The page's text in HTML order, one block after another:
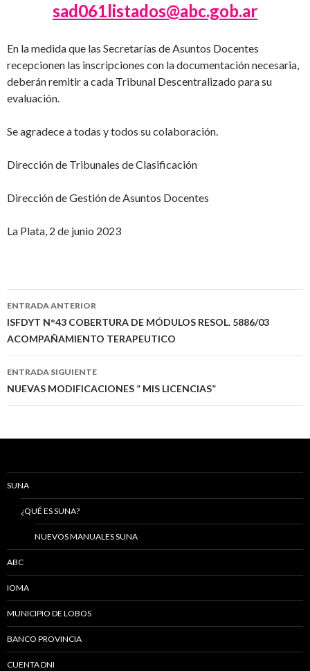
sad061listados@abc.gob.ar
En la medida que las Secretarías de Asuntos Docentes
recepcionen las inscripciones con la documentación necesaria,
deberán remitir a cada Tribunal Descentralizado para su
evaluación.
Se agradece a todas y todos su colaboración.
Dirección de Tribunales de Clasificación
Dirección de Gestión de Asuntos Docentes
La Plata, 2 de junio 2023
Navegación
de
entradas
ENTRADA ANTERIOR
ISFDYT N°43 COBERTURA DE MÓDULOS RESOL. 5886/03
ACOMPAÑAMIENTO TERAPEUTICO
ENTRADA SIGUIENTE
NUEVAS MODIFICACIONES ” MIS LICENCIAS”
SUNA
¿QUÉ ES SUNA?
NUEVOS MANUALES SUNA
ABC
IOMA
MUNICIPIO DE LOBOS
BANCO PROVINCIA
CUENTA DNI